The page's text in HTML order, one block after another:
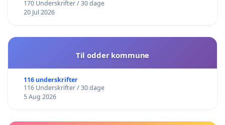
170 Underskrifter / 30 dage
20 Jul 2026
Til odder kommune
116 underskrifter
116 Underskrifter / 30 dage
5 Aug 2026